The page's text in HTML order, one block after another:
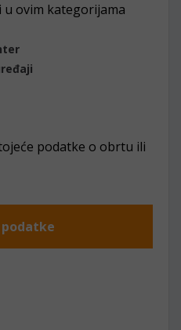
u ovim kategorijama
podatke o obrtu ili